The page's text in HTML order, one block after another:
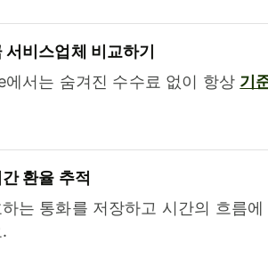
서비스업체 비교하기
에서는 숨겨진 수수료 없이 항상 기
환율 추적
는 통화를 저장하고 시간의 흐름